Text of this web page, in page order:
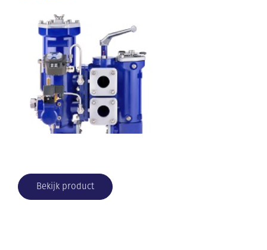
Bekijk product